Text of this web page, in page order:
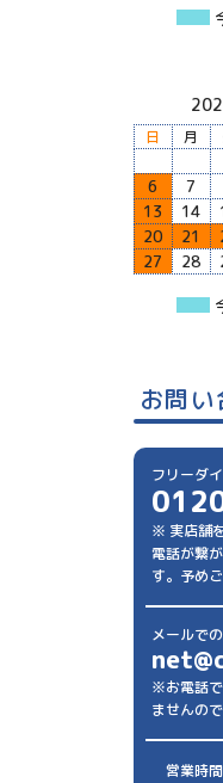
日 月
6
7
13
14
20
21
27
28
お問い
フリーダ
※ 実店舗
電話が繋
す。予め
メールで
※お電話
ませんの
営業時